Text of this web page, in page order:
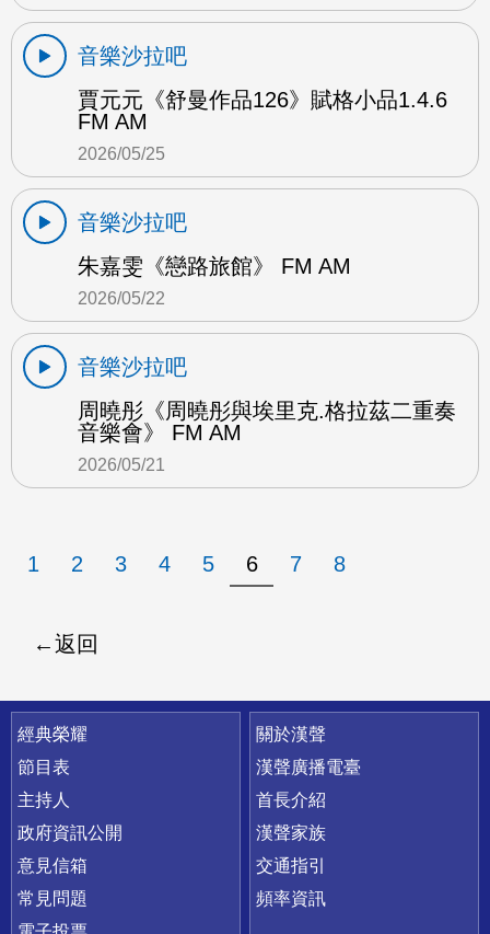
音樂沙拉吧
賈元元《舒曼作品126》賦格小品1.4.6
FM AM
2026/05/25
音樂沙拉吧
朱嘉雯《戀路旅館》 FM AM
2026/05/22
音樂沙拉吧
周曉彤《周曉彤與埃里克.格拉茲二重奏
音樂會》 FM AM
2026/05/21
1 2 3 4 5 6 7 8
返回
快速連結
經典榮耀
節目表
主持人
政府資訊公開
意見信箱
常見問題
關於漢聲
漢聲廣播電臺
首長介紹
漢聲家族
交通指引
頻率資訊